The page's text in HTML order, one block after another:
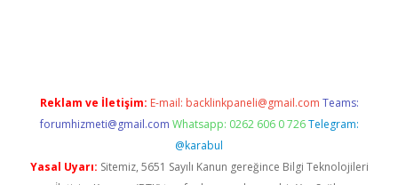
Reklam ve İletişim: E-mail: backlinkpaneli@gmail.com Teams:
forumhizmeti@gmail.com Whatsapp: 0262 606 0 726 Telegram:
@karabul
Yasal Uyarı: Sitemiz, 5651 Sayılı Kanun gereğince Bilgi Teknolojileri